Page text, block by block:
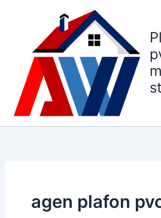
agen plafon